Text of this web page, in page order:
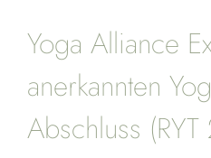
Yoga Alliance
anerkannten
Abschluss